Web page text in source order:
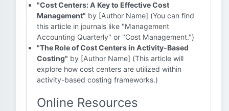
"Cost Centers: A Key to Effective Cost
Management" by [Author Name] (You can find
this article in journals like "Management
Accounting Quarterly" or "Cost Management.")
"The Role of Cost Centers in Activity-Based
Costing" by [Author Name] (This article will
explore how cost centers are utilized within
activity-based costing frameworks.)
Online Resources